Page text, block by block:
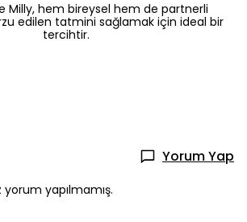
Milly, hem bireysel hem de partnerli
edilen tatmini sağlamak için ideal bir
tercihtir.
Yorum Yap
yapılmamış.